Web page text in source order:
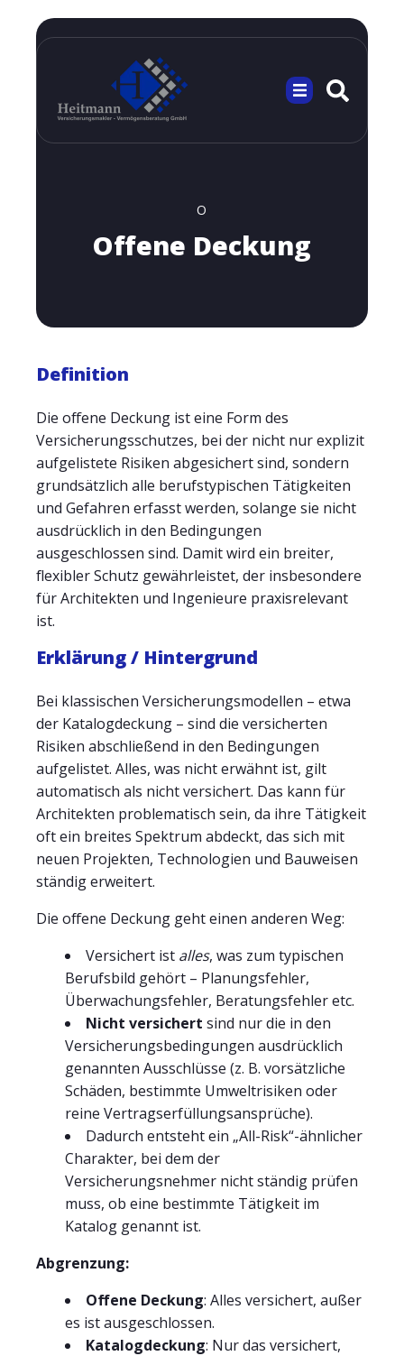
O
Offene Deckung
Definition
Die offene Deckung ist eine Form des
Versicherungsschutzes, bei der nicht nur explizit
aufgelistete Risiken abgesichert sind, sondern
grundsätzlich alle berufstypischen Tätigkeiten
und Gefahren erfasst werden, solange sie nicht
ausdrücklich in den Bedingungen
ausgeschlossen sind. Damit wird ein breiter,
flexibler Schutz gewährleistet, der insbesondere
für Architekten und Ingenieure praxisrelevant
ist.
Erklärung / Hintergrund
Bei klassischen Versicherungsmodellen – etwa
der Katalogdeckung – sind die versicherten
Risiken abschließend in den Bedingungen
aufgelistet. Alles, was nicht erwähnt ist, gilt
automatisch als nicht versichert. Das kann für
Architekten problematisch sein, da ihre Tätigkeit
oft ein breites Spektrum abdeckt, das sich mit
neuen Projekten, Technologien und Bauweisen
ständig erweitert.
Die offene Deckung geht einen anderen Weg:
Versichert ist alles, was zum typischen
Berufsbild gehört – Planungsfehler,
Überwachungsfehler, Beratungsfehler etc.
Nicht versichert sind nur die in den
Versicherungsbedingungen ausdrücklich
genannten Ausschlüsse (z. B. vorsätzliche
Schäden, bestimmte Umweltrisiken oder
reine Vertragserfüllungsansprüche).
Dadurch entsteht ein „All-Risk“-ähnlicher
Charakter, bei dem der
Versicherungsnehmer nicht ständig prüfen
muss, ob eine bestimmte Tätigkeit im
Katalog genannt ist.
Abgrenzung:
Offene Deckung: Alles versichert, außer
es ist ausgeschlossen.
Katalogdeckung: Nur das versichert,